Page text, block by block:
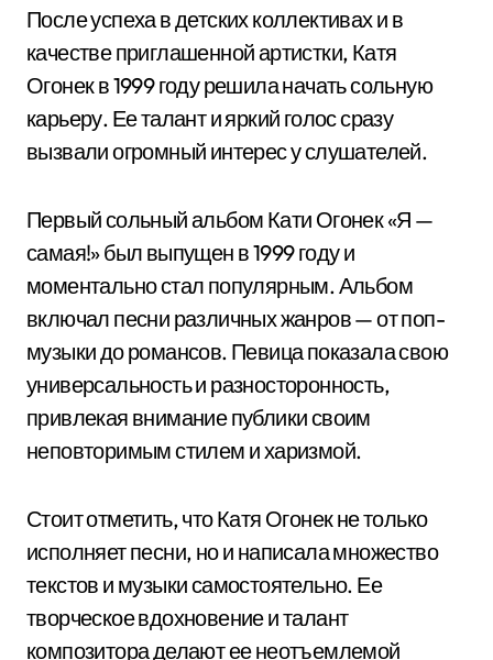
После успеха в детских коллективах и в
качестве приглашенной артистки, Катя
Огонек в 1999 году решила начать сольную
карьеру. Ее талант и яркий голос сразу
вызвали огромный интерес у слушателей.
Первый сольный альбом Кати Огонек «Я —
самая!» был выпущен в 1999 году и
моментально стал популярным. Альбом
включал песни различных жанров — от поп-
музыки до романсов. Певица показала свою
универсальность и разносторонность,
привлекая внимание публики своим
неповторимым стилем и харизмой.
Стоит отметить, что Катя Огонек не только
исполняет песни, но и написала множество
текстов и музыки самостоятельно. Ее
творческое вдохновение и талант
композитора делают ее неотъемлемой